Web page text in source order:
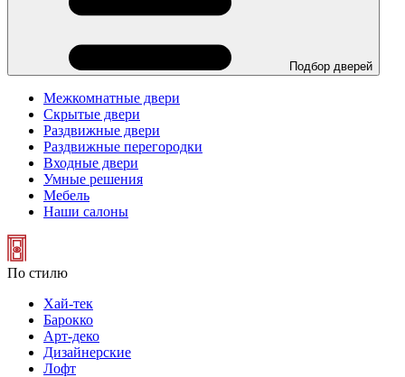
Подбор дверей
Межкомнатные двери
Скрытые двери
Раздвижные двери
Раздвижные перегородки
Входные двери
Умные решения
Мебель
Наши салоны
По стилю
Хай-тек
Барокко
Арт-деко
Дизайнерские
Лофт